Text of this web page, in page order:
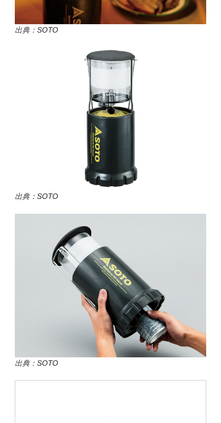
出典： SOTO
出典： SOTO
出典： SOTO